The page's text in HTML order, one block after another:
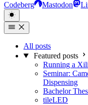
Codeberg Mastodon
All posts
Featured posts
Running a
Seminar:
Dispensing
Bachelor
tileLED